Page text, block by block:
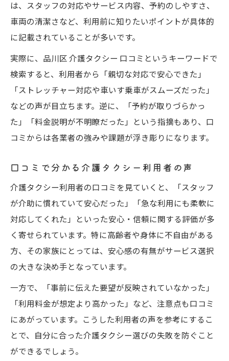
は、スタッフの対応やサービス内容、予約のしやすさ、
車両の清潔さなど、利用前に知りたいポイントが具体的
に記載されていることが多いです。
実際に、品川区 介護タクシー 口コミというキーワードで
検索すると、利用者から「親切な対応で安心できた」
「ストレッチャー対応や車いす乗車がスムーズだった」
などの声が目立ちます。逆に、「予約が取りづらかっ
た」「料金説明が不明瞭だった」という指摘もあり、口
コミからは各業者の強みや課題が浮き彫りになります。
口コミで分かる介護タクシー利用者の声
介護タクシー利用者の口コミを見ていくと、「スタッフ
が介助に慣れていて安心だった」「急な利用にも柔軟に
対応してくれた」といった安心・信頼に関する評価が多
く寄せられています。特に高齢者や身体に不自由がある
方、その家族にとっては、安心感の有無がサービス選択
の大きな決め手となっています。
一方で、「事前に伝えた要望が反映されていなかった」
「利用料金が想定より高かった」など、注意点も口コミ
にあがっています。こうした利用者の声を参考にするこ
とで、自分に合った介護タクシー選びの失敗を防ぐこと
ができるでしょう。